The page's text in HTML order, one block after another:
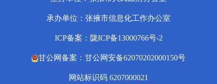
承办单位：张掖市信息化工作办公室
ICP备案：陇ICP备13000766号-2
甘公网备案：甘公网安备62070202000150号
网站标识码 6207000021